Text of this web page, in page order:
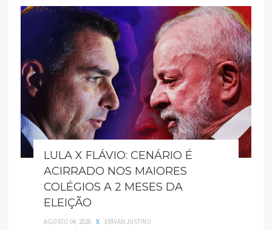
LULA X FLÁVIO: CENÁRIO É
ACIRRADO NOS MAIORES
COLÉGIOS A 2 MESES DA
ELEIÇÃO
AGOSTO 04, 2026 X ERIVAN JUSTINO